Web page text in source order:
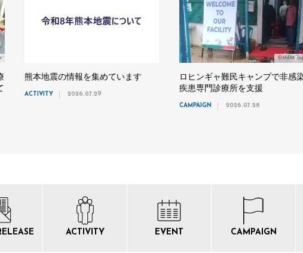
熊本地震の情報を集めています
ACTIVITY 2026.07.29
©MdM
ロヒンギャ難民キャンプで非感
疾患専門診療所を支援
CAMPAIGN 2026.07.28
ACTIVITY EVENT CAMPAIGN